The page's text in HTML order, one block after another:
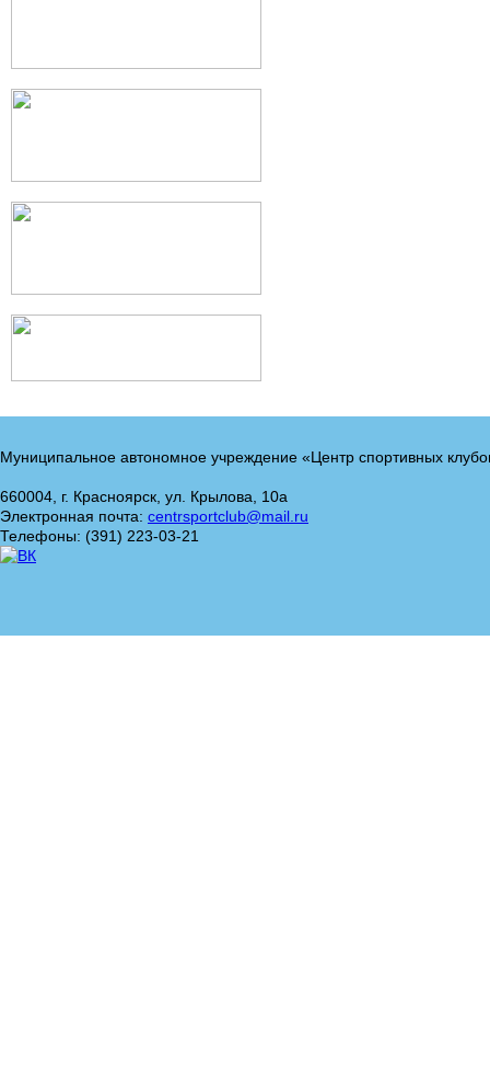
Муниципальное автономное учреждение «Центр спортивных
660004, г. Красноярск, ул. Крылова, 10а
Электронная почта: centrsportclub@mail.ru
Телефоны: (391) 223-03-21